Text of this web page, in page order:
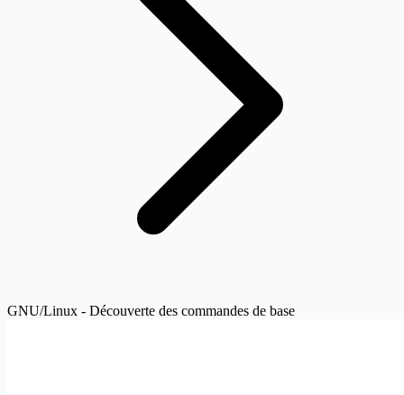
GNU/Linux - Découverte des commandes de base